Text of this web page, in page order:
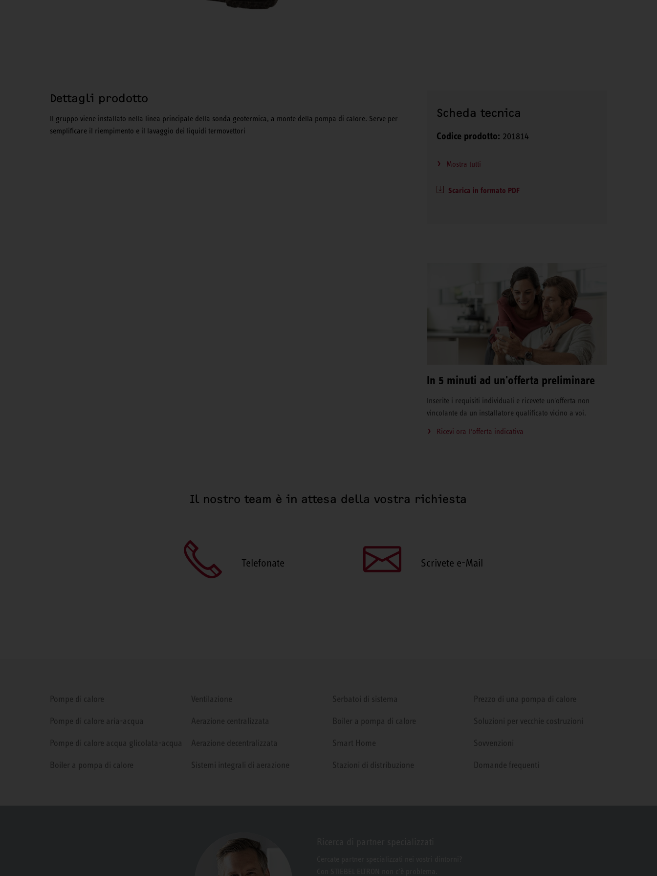
Dettagli prodotto
Il gruppo viene installato nella linea principale della sonda geotermica, a monte della pompa di calore. Serve per
semplificare il riempimento e il lavaggio dei liquidi termovettori
Scheda tecnica
Codice prodotto: 201814
Mostra tutti
Scarica in formato PDF
In 5 minuti ad un'offerta preliminare
Inserite i requisiti individuali e ricevete un'offerta non
vincolante da un installatore qualificato vicino a voi.
Ricevi ora l‘offerta indicativa
Il nostro team è in attesa della vostra richiesta
Telefonate Scrivete e-Mail
Pompe di calore
Pompe di calore aria-acqua
Pompe di calore acqua glicolata-acqua
Boiler a pompa di calore
Ventilazione
Aerazione centralizzata
Aerazione decentralizzata
Sistemi integrali di aerazione
Serbatoi di sistema
Boiler a pompa di calore
Smart Home
Stazioni di distribuzione
Prezzo di una pompa di calore
Soluzioni per vecchie costruzioni
Sovvenzioni
Domande frequenti